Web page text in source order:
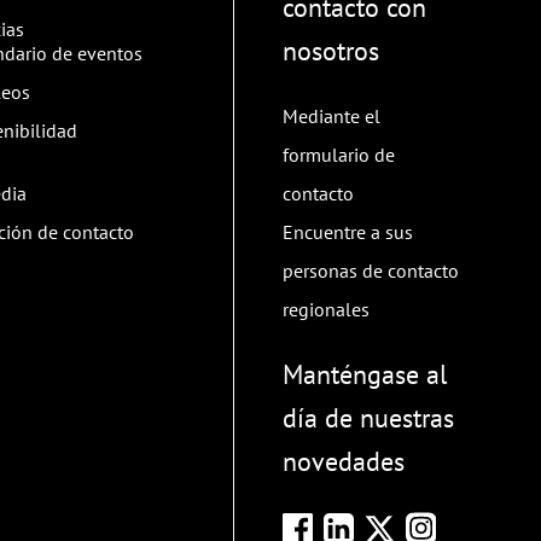
de eventos
de contacto
contacto con
nosotros
Mediante el
formulario de
contacto
Encuentre a sus
personas de contacto
regionales
Manténgase al
día de nuestras
novedades